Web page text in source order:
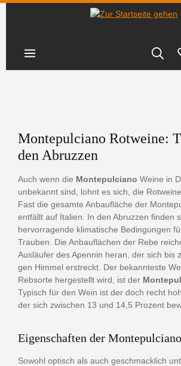
Montepulciano Rotweine:
den Abruzzen
Auch wenn die Montepulciano Weine in
unbekannt sind, lohnt es sich, die
Fast die gesamte Anbaufläche der
entfällt auf Italien. In den Abruzzen finden
hervorragende klimatische Bedingungen
Trauben. Die Anbauflächen der Rebe
Ausläufer des Apennin heran, der sich bis
gen Himmel erstreckt. Der bekannteste
Rebsorte hergestellt wird, ist der
Typisch für den Wein ist der doch recht
der sich zwischen 13 und 14,5 Prozent
Eigenschaften der
Sowohl optisch als auch geschmacklich